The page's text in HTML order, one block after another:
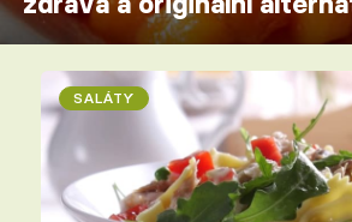
SALÁTY